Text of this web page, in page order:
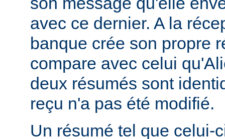
avec ce dernier. A la
banque crée son propre
compare avec celui
deux résumés sont
reçu n'a pas été modifié.
Un résumé tel que celui-